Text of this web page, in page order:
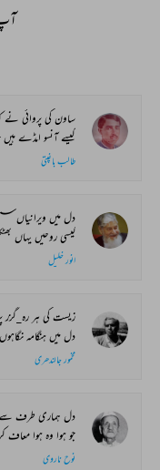
آپ
ساون کی پروائی نے
کیسے آنسو امڈے
طالب باغپتی
دل میں ویرانیاں
کیسی روحیں یہاں
انور خلیل
زیست کی ہر رہ_گزر
دل میں ہنگامہ
مخمور جالندھری
دل ہماری طرف
جو ہوا وہ ہوا معاف
نوح ناروی